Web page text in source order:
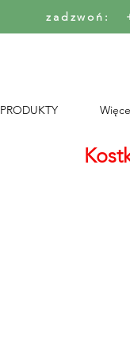
zadzwoń:
PRODUKTY